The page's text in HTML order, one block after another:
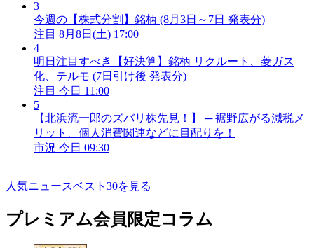
3
今週の【株式分割】銘柄 (8月3日～7日 発表分)
注目 8月8日(土) 17:00
4
明日注目すべき【好決算】銘柄 リクルート、菱ガス
化、テルモ (7日引け後 発表分)
注目 今日 11:00
5
【北浜流一郎のズバリ株先見！】 ─ 裾野広がる減税メ
リット、個人消費関連などに目配りを！
市況 今日 09:30
人気ニュースベスト30を見る
プレミアム会員限定コラム